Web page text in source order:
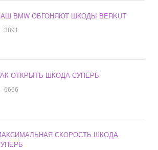
BMW ОБГОНЯЮТ ШКОДЫ BERKUT
3891
ОТКРЫТЬ ШКОДА СУПЕРБ
6666
СКОРОСТЬ ШКОДА